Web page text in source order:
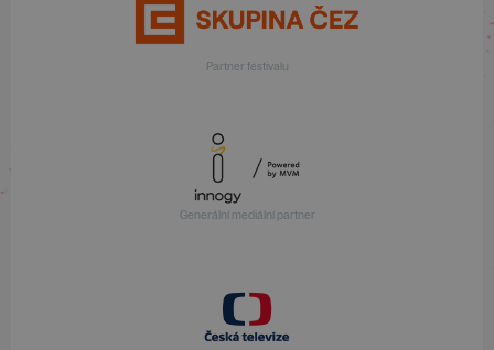
Partner festivalu
Generální mediální partner